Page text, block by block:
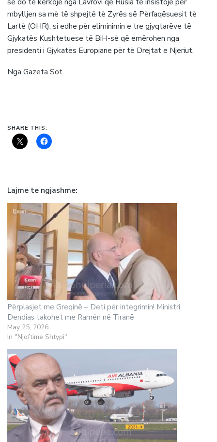
mbylljen sa më të shpejtë të Zyrës së Përfaqësuesit të
Lartë (OHR), si edhe për eliminimin e tre gjyqtarëve të
Gjykatës Kushtetuese të BiH-së që emërohen nga
presidenti i Gjykatës Europiane për të Drejtat e Njeriut.
Nga Gazeta Sot
SHARE THIS:
Lajme te ngjashme
Përplasjet me Greqinë – Deti për integrimin! Ministri
Dendias takohet me Ramën në Tiranë
May 25, 2026
In "Njoftime Shtypi"